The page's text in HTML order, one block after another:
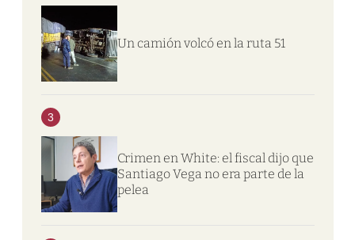
Un camión volcó en la ruta 51
3
Crimen en White: el fiscal dijo que
Santiago Vega no era parte de la
pelea